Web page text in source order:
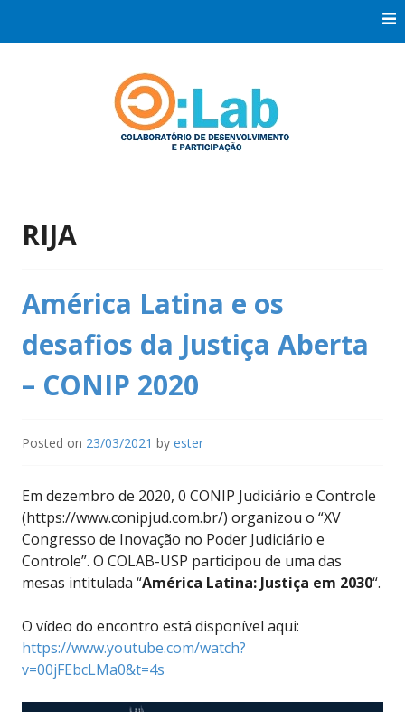
RIJA
América Latina e os
desafios da Justiça Aberta
– CONIP 2020
Posted on 23/03/2021 by ester
Em dezembro de 2020, 0 CONIP Judiciário e Controle
(https://www.conipjud.com.br/) organizou o “XV
Congresso de Inovação no Poder Judiciário e
Controle”. O COLAB-USP participou de uma das
mesas intitulada “América Latina: Justiça em 2030“.
O vídeo do encontro está disponível aqui:
https://www.youtube.com/watch?
v=00jFEbcLMa0&t=4s